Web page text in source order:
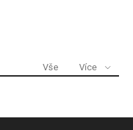
Vše Více